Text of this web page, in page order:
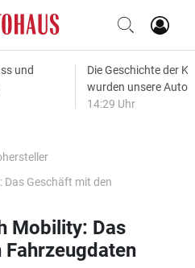
und
Die Geschichte der
wurden unsere
14:29 Uhr
Das Geschäft mit den
Mobility: Das